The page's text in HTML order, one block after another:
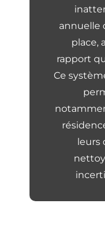
annuelle
place,
rapport
Ce
leurs